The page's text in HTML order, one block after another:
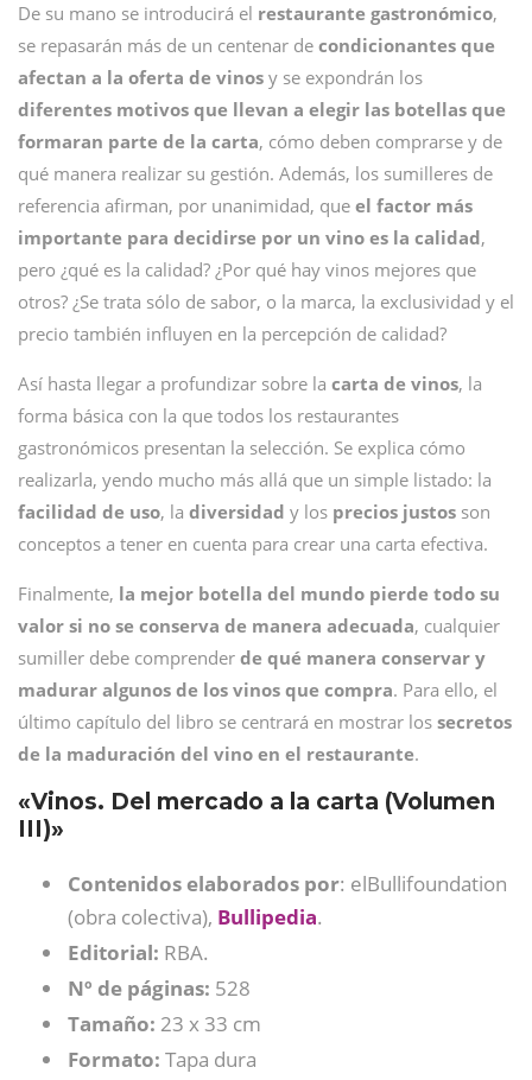
De su mano se introducirá el restaurante gastronómico,
se repasarán más de un centenar de condicionantes que
afectan a la oferta de vinos y se expondrán los
diferentes motivos que llevan a elegir las botellas que
formaran parte de la carta, cómo deben comprarse y de
qué manera realizar su gestión. Además, los sumilleres de
referencia afirman, por unanimidad, que el factor más
importante para decidirse por un vino es la calidad,
pero ¿qué es la calidad? ¿Por qué hay vinos mejores que
otros? ¿Se trata sólo de sabor, o la marca, la exclusividad y el
precio también influyen en la percepción de calidad?
Así hasta llegar a profundizar sobre la carta de vinos, la
forma básica con la que todos los restaurantes
gastronómicos presentan la selección. Se explica cómo
realizarla, yendo mucho más allá que un simple listado: la
facilidad de uso, la diversidad y los precios justos son
conceptos a tener en cuenta para crear una carta efectiva.
Finalmente, la mejor botella del mundo pierde todo su
valor si no se conserva de manera adecuada, cualquier
sumiller debe comprender de qué manera conservar y
madurar algunos de los vinos que compra. Para ello, el
último capítulo del libro se centrará en mostrar los secretos
de la maduración del vino en el restaurante.
«Vinos. Del mercado a la carta (Volumen
III)»
Contenidos elaborados por: elBullifoundation
(obra colectiva), Bullipedia.
Editorial: RBA.
Nº de páginas: 528
Tamaño: 23 x 33 cm
Formato: Tapa dura